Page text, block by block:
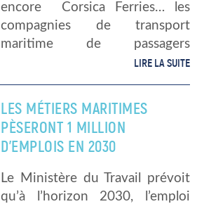
encore Corsica Ferries… les
compagnies de transport
maritime de passagers
recrutent pour 2019. Selon le
l’emploi du secteur maritime, les
compagnies préparent d’ores et
déjà la saison qui s’annonce.
« Qu’il s’agisse de Brittany […]
LIRE LA SUITE
LES MÉTIERS MARITIMES
PÈSERONT 1 MILLION
D’EMPLOIS EN 2030
Le Ministère du Travail prévoit
qu’à l’horizon 2030, l’emploi